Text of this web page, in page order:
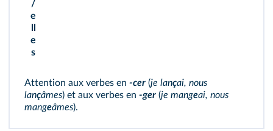
/
e
e
s
Attention aux verbes en -cer (je lançai, nous
lançâmes) et aux verbes en -ger (je mangeai, nous
mangeâmes).